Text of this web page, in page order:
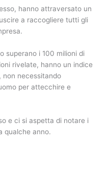
hanno attraversato un
a raccogliere tutti gli
superano i 100 milioni di
rivelate, hanno un indice
non necessitando
per attecchire e
e ci si aspetta di notare i
qualche anno.